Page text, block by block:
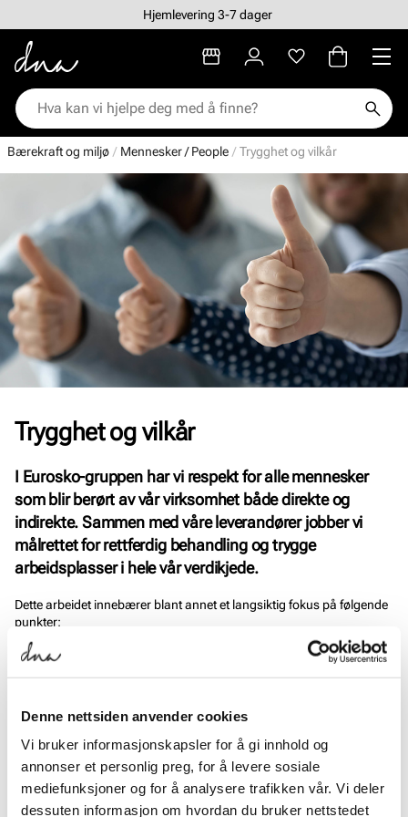
Denne nettsiden anvender cookies
Vi bruker informasjonskapsler for å gi innhold og
annonser et personlig preg, for å levere sosiale
mediefunksjoner og for å analysere trafikken vår. Vi deler
dessuten informasjon om hvordan du bruker nettstedet
Hjemlevering 3-7 dager
Bærekraft og miljø Mennesker / People Trygghet og vilkår
Trygghet og vilkår
I Eurosko-gruppen har vi respekt for alle mennesker
som blir berørt av vår virksomhet både direkte og
indirekte. Sammen med våre leverandører jobber vi
målrettet for rettferdig behandling og trygge
arbeidsplasser i hele vår verdikjede.
Dette arbeidet innebærer blant annet et langsiktig fokus på følgende
punkter:
Sikre arbeidere et forsvarlig og sunt arbeidsmiljø. Farlige
samt rene sanitærfasiliteter og rent drikkevann.
Bekjempe diskriminering vedrørende ansettelse, avlønning,
opplæring, forfremmelse, oppsigelse eller pensjonering basert
på etnisk tilhørighet, kaste, religion, alder, uførhet, kjønn,
sivilstatus, seksuell legning, fagforeningsarbeid eller politisk
tilhørighet.